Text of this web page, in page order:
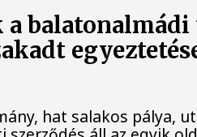
hat salakos pálya,